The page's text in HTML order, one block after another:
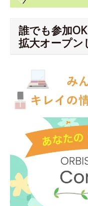
誰でも参加
拡大オープン